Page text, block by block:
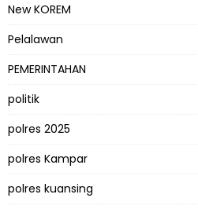
New KOREM
Pelalawan
PEMERINTAHAN
politik
polres 2025
polres Kampar
polres kuansing